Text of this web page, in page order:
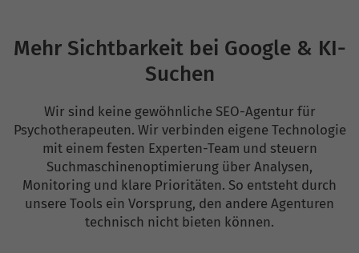
Mehr Sichtbarkeit bei Google & KI-
Suchen
Wir sind keine gewöhnliche SEO-Agentur für
Psychotherapeuten. Wir verbinden eigene Technologie
mit einem festen Experten-Team und steuern
Suchmaschinenoptimierung über Analysen,
Monitoring und klare Prioritäten. So entsteht durch
unsere Tools ein Vorsprung, den andere Agenturen
technisch nicht bieten können.